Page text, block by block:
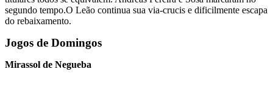
segundo tempo.O Leão continua sua via-crucis e dificilmente escapa
do rebaixamento.
Jogos de Domingos
Mirassol de Negueba